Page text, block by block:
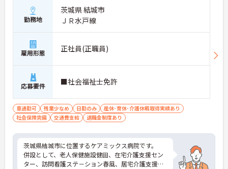
勤務地
茨城県 結城市
ＪＲ水戸線
雇用形態 正社員(正職員)
応募要件 ■社会福祉士免許
車通勤可 残業少なめ 日勤のみ
産休･育休･介護休暇取得実績あり
社会保険完備
交通費支給 退職金制度あり
茨城県結城市に位置するケアミックス病院です。
併設として、老人保健施設健田、在宅介護支援セン
ター、訪問看護ステ－ション春風、居宅介護支援事